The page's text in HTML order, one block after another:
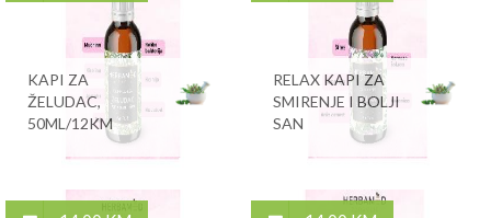
KAPI ZA
ŽELUDAC,
50ML/12KM
RELAX KAPI ZA
SMIRENJE I BOLJI
SAN